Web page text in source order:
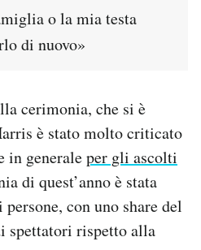
o la mia testa
di nuovo»
cerimonia, che si è
è stato molto criticato
in generaleper gli ascolti
di quest’anno è stata
con uno share del
spettatori rispetto alla